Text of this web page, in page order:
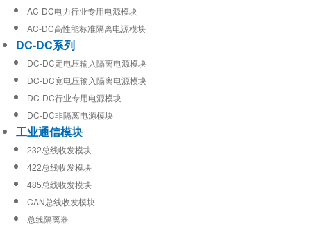
AC-DC电力行业专用电源模块
AC-DC高性能标准隔离电源模块
DC-DC系列
DC-DC定电压输入隔离电源模块
DC-DC宽电压输入隔离电源模块
DC-DC行业专用电源模块
DC-DC非隔离电源模块
工业通信模块
232总线收发模块
422总线收发模块
485总线收发模块
CAN总线收发模块
总线隔离器